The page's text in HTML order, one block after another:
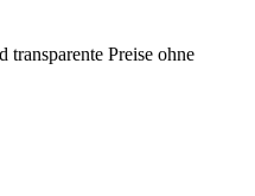
Preise ohne